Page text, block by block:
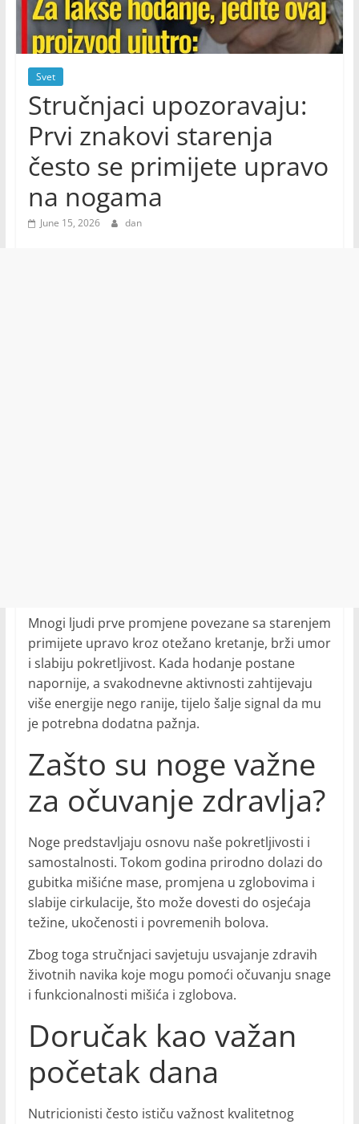
Svet
Stručnjaci upozoravaju:
Prvi znakovi starenja
često se primijete upravo
na nogama
June 15, 2026 dan
Mnogi ljudi prve promjene povezane sa starenjem
primijete upravo kroz otežano kretanje, brži umor
i slabiju pokretljivost. Kada hodanje postane
napornije, a svakodnevne aktivnosti zahtijevaju
više energije nego ranije, tijelo šalje signal da mu
je potrebna dodatna pažnja.
Zašto su noge važne
za očuvanje zdravlja?
Noge predstavljaju osnovu naše pokretljivosti i
samostalnosti. Tokom godina prirodno dolazi do
gubitka mišićne mase, promjena u zglobovima i
slabije cirkulacije, što može dovesti do osjećaja
težine, ukočenosti i povremenih bolova.
Zbog toga stručnjaci savjetuju usvajanje zdravih
životnih navika koje mogu pomoći očuvanju snage
i funkcionalnosti mišića i zglobova.
Doručak kao važan
početak dana
Nutricionisti često ističu važnost kvalitetnog